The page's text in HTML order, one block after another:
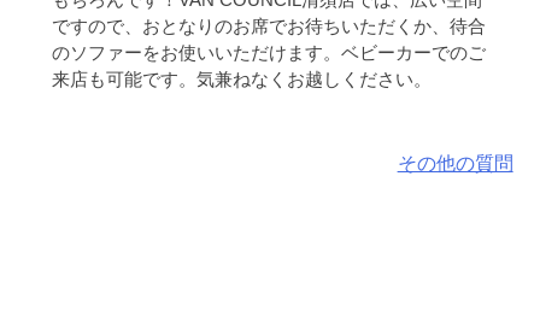
ですので、おとなりのお席でお待ちいただくか、待合
のソファーをお使いいただけます。ベビーカーでのご
来店も可能です。気兼ねなくお越しください。
その他の質問